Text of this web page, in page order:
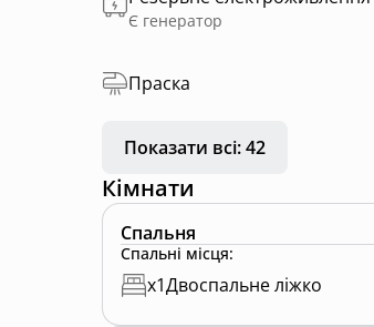
Є генератор
Праска
Показати всі: 42
Кімнати
Спальня
Спальні місця:
x1Двоспальне ліжко